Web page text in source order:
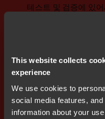
This website collects
experience
We use cookies to
social media features,
information about your
테스트 및 검증에 있
환경과 조건에 대한
상된 도구를 제공한
협업
및 클라우드 기반
원격 작업 추세에 부
든 원활한 팀 협업이
및 테스트에 클라우드